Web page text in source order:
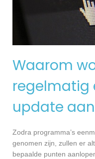
Waarom
regelmatig
update
Zodra programma’s
genomen zijn, zullen er
bepaalde punten